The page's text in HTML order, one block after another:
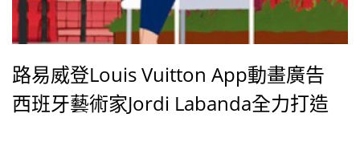
路易威登Louis Vuitton App動畫廣告
西班牙藝術家Jordi Labanda全力打造